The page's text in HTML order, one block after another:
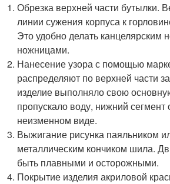
Обрезка верхней части бутылки.
линии сужения корпуса к
Это удобно делать канцелярским
ножницами.
Нанесение узора с помощью
распределяют по верхней части
изделие выполняло свою
пропускало воду, нижний сегмент
неизменном виде.
Выжигание рисунка паяльником
металлическим кончиком шила.
быть плавными и осторожными.
Покрытие изделия акриловой